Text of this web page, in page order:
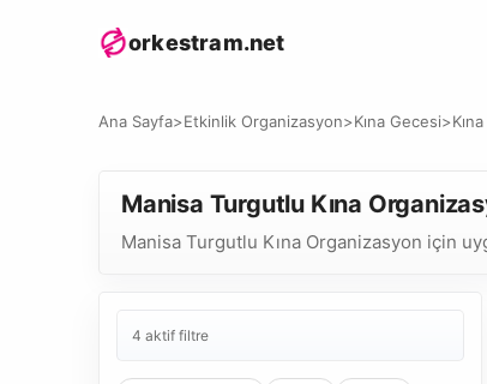
orkestram.net
Ana Sayfa>Etkinlik Organizasyon>Kına Gecesi>
Manisa Turgutlu Kına
Manisa Turgutlu Kına Organizasyon için
4 aktif filtre